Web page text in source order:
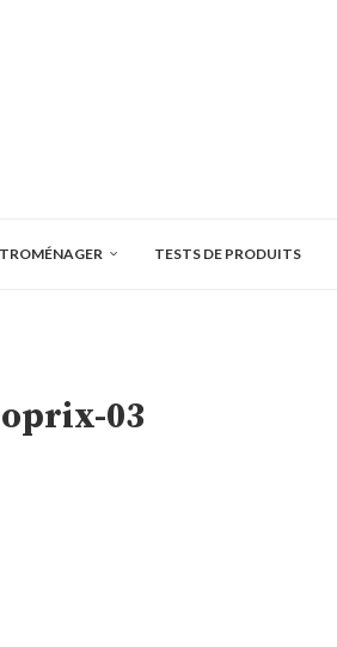
TESTS DE PRODUITS
03